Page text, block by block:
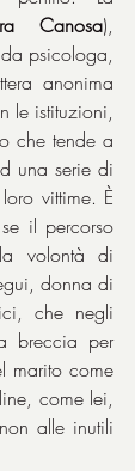
Canosa),
psicologa,
anonima
le istituzioni,
che tende a
una serie di
vittime. È
il percorso
volontà di
donna di
che negli
breccia per
marito come
come lei,
alle inutili